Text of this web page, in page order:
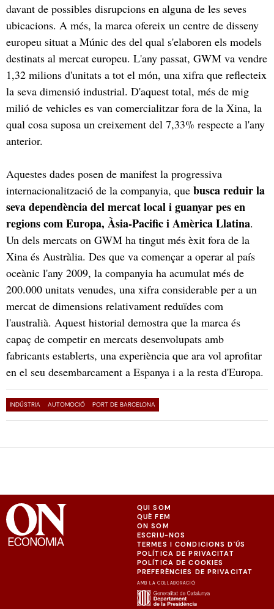
davant de possibles disrupcions en alguna de les seves
ubicacions. A més, la marca ofereix un centre de disseny
europeu situat a Múnic des del qual s'elaboren els models
destinats al mercat europeu. L'any passat, GWM va vendre
1,32 milions d'unitats a tot el món, una xifra que reflecteix
la seva dimensió industrial. D'aquest total, més de mig
milió de vehicles es van comercialitzar fora de la Xina, la
qual cosa suposa un creixement del 7,33% respecte a l'any
anterior.
Aquestes dades posen de manifest la progressiva
internacionalització de la companyia, que busca reduir la
seva dependència del mercat local i guanyar pes en
regions com Europa, Àsia-Pacific i Amèrica Llatina.
Un dels mercats on GWM ha tingut més èxit fora de la
Xina és Austràlia. Des que va començar a operar al país
oceànic l'any 2009, la companyia ha acumulat més de
200.000 unitats venudes, una xifra considerable per a un
mercat de dimensions relativament reduïdes com
l'australià. Aquest historial demostra que la marca és
capaç de competir en mercats desenvolupats amb
fabricants establerts, una experiència que ara vol aprofitar
en el seu desembarcament a Espanya i a la resta d'Europa.
INDÚSTRIA AUTOMOCIÓ PORT DE BARCELONA
QUI SOM
QUÈ FEM
ON SOM
ESCRIU-NOS
TERMES I CONDICIONS D'ÚS
POLÍTICA DE PRIVACITAT
POLÍTICA DE COOKIES
PREFERÈNCIES DE PRIVACITAT
AMB LA COL·LABORACIÓ: